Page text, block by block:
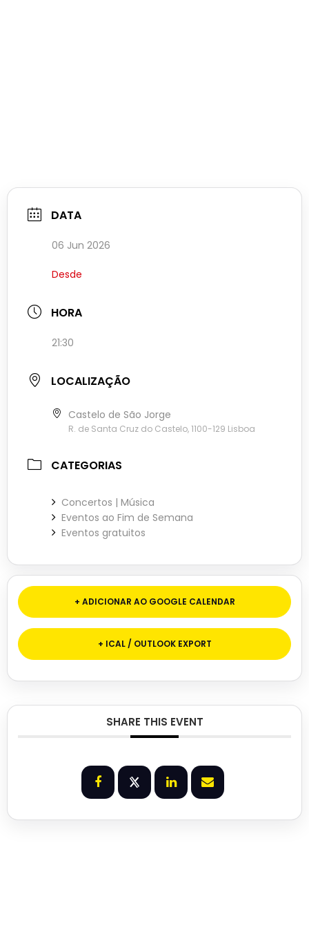
DATA
06 Jun 2026
Desde
HORA
21:30
LOCALIZAÇÃO
Castelo de São Jorge
R. de Santa Cruz do Castelo, 1100-129 Lisboa
CATEGORIAS
Concertos | Música
Eventos ao Fim de Semana
Eventos gratuitos
+ ADICIONAR AO GOOGLE CALENDAR
+ ICAL / OUTLOOK EXPORT
SHARE THIS EVENT